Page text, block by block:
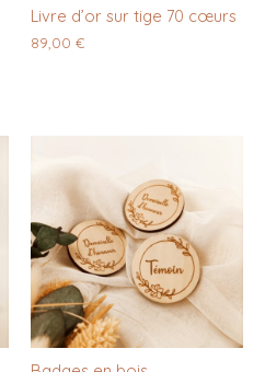
Livre d’or sur tige 70 cœurs
89,00 €